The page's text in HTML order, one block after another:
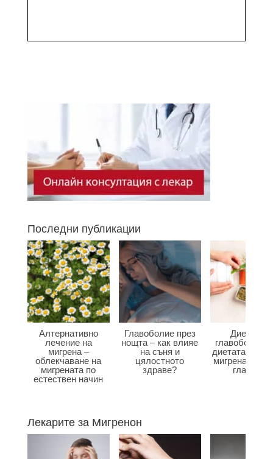
Последни публикации
Алтернативно
лечение на
мигрена –
облекчаване на
мигрената по
естествен начин
Главоболие през
нощта – как влияе
на съня и
цялостното
здраве?
Диета при
главоболие –
диетата
мигрена и
главата?
Лекарите за Мигренон